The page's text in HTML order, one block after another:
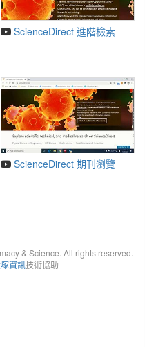
ScienceDirect 進階檢索
ScienceDirect 期刊瀏覽
& Science. All rights reserved.
資訊技術協助